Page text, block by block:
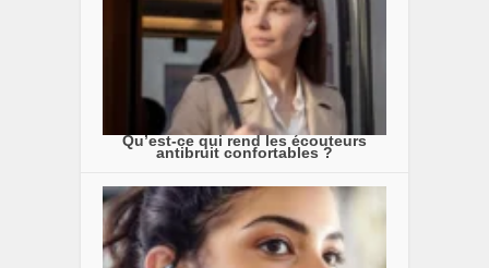
Qu’est-ce qui rend les écouteurs
antibruit confortables ?